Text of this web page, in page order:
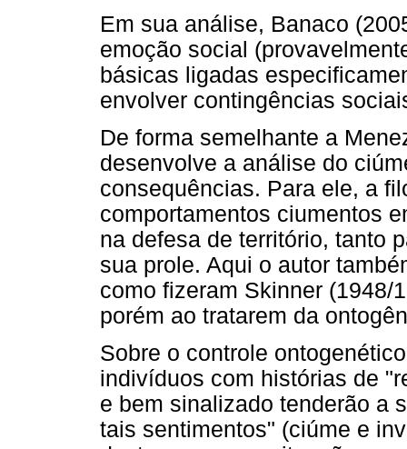
Em sua análise, Banaco
emoção social
básicas ligadas
envolver contingências
De forma semelhante a
desenvolve a análise do
consequências. Para ele, a
comportamentos ciumentos
na defesa de território, tanto
sua prole. Aqui o autor
como fizeram Skinner (1948/
porém ao tratarem da
Sobre o controle
indivíduos com histórias de
e bem sinalizado tenderão a
tais sentimentos" (ciúme e